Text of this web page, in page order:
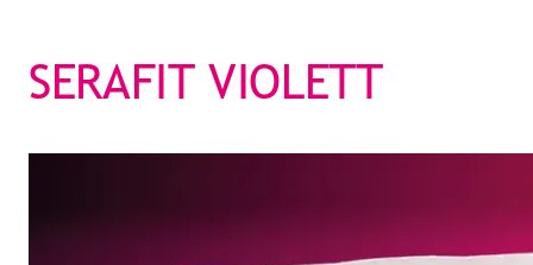
SERAFIT VIOLETT